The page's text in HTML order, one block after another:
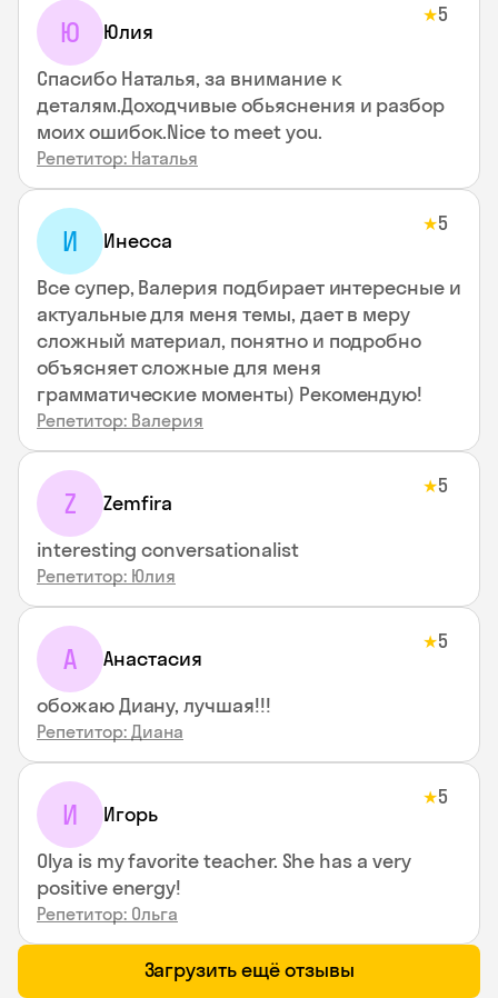
Ю Юлия
★5
Спасибо Наталья, за внимание к
деталям.Доходчивые обьяснения и разбор
моих ошибок.Nice to meet you.
Репетитор: Наталья
И Инесса
★5
Все супер, Валерия подбирает интересные и
актуальные для меня темы, дает в меру
сложный материал, понятно и подробно
объясняет сложные для меня
грамматические моменты) Рекомендую!
Репетитор: Валерия
Z Zemfira
★5
interesting conversationalist
Репетитор: Юлия
А Анастасия
★5
обожаю Диану, лучшая!!!
Репетитор: Диана
И Игорь
★5
Olya is my favorite teacher. She has a very
positive energy!
Репетитор: Ольга
Загрузить ещё отзывы